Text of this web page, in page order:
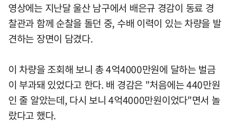
영상에는 지난달 울산 남구에서 배은규 경감이 동료 경
찰관과 함께 순찰을 돌던 중, 수배 이력이 있는 차량을 발
견하는 장면이 담겼다.
이 차량을 조회해 보니 총 4억4000만원에 달하는 벌금
이 부과돼 있었다고 한다. 배 경감은 "처음에는 440만원
인 줄 알았는데, 다시 보니 4억4000만원이었다"면서 놀
랐다고 했다.